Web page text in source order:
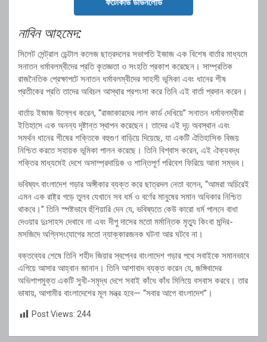
ফটোকার্ড ডাউনলোড
নাবিন আহমেদ:
সিলেট সেন্ট্রাল ডেন্টাল কলেজ ছাত্রদলের সভাপতি ইজাজ এক বিশেষ বার্তার মাধ্যমে
সনাতন ধর্মাবলম্বীদের প্রতি কৃতজ্ঞতা ও সংহতি প্রকাশ করেছেন। সাম্প্রতিক
রাজনৈতিক প্রেক্ষাপটে সনাতন ধর্মাবলম্বীদের সাহসী ভূমিকা এবং ধানের শীষ
প্রতীকের প্রতি তাদের অবিচল আস্থার প্রশংসা করে তিনি এই বার্তা প্রদান করেন।
বার্তায় ইজাজ উল্লেখ করেন, “রাজাকারদের লাল কার্ড দেখিয়ে” সনাতন ধর্মাবলম্বীরা
ইতিহাসে এক অনন্য দৃষ্টান্ত স্থাপন করেছেন। তাদের এই দৃঢ় অবস্থান এবং
সমর্থন ধানের শীষের শক্তিকে বহুগুণ বাড়িয়ে দিয়েছে, যা একটি ঐতিহাসিক বিজয়
নিশ্চিত করতে সহায়ক ভূমিকা পালন করেছে। তিনি বিশ্বাস করেন, এই ঐক্যবদ্ধ
শক্তির মাধ্যমেই দেশে অসাম্প্রদায়িক ও শান্তিপূর্ণ পরিবেশ ফিরিয়ে আনা সম্ভব।
ভবিষ্যৎ বাংলাদেশ গড়ার অঙ্গীকার ব্যক্ত করে ছাত্রদল নেতা বলেন, “আমরা অচিরেই
এমন এক রাষ্ট্র গড়ে তুলব যেখানে সব ধর্ম ও বর্ণের মানুষের সমান অধিকার নিশ্চিত
থাকবে।” তিনি স্পষ্টভাবে হুঁশিয়ারি দেন যে, ভবিষ্যতে কেউ কারো ধর্ম পালনে বাধা
দেওয়ার দুঃসাহস দেখাবে না এবং দীপু দাসের মতো মর্মান্তিক মৃত্যু কিংবা মন্দির-
মসজিদে অগ্নিসংযোগের মতো ন্যাক্কারজনক ঘটনা আর ঘটবে না।
বক্তব্যের শেষে তিনি শহীদ জিয়ার স্বপ্নের বাংলাদেশ গড়ার পথে সবাইকে সমানভাবে
এগিয়ে আসার আহ্বান জানান। তিনি আশাবাদ ব্যক্ত করেন যে, জঙ্গিবাদের
অভিশাপমুক্ত একটি সুখী-সমৃদ্ধ দেশে সবাই কাঁধে কাঁধ মিলিয়ে বসবাস করবে। তার
ভাষায়, আগামীর বাংলাদেশের মূল মন্ত্র হবে— “সবার আগে বাংলাদেশ”।
Post Views: 244